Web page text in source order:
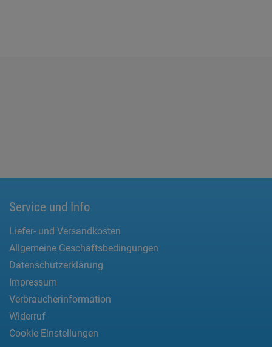
Service und Info
Liefer- und Versandkosten
Allgemeine Geschäftsbedingungen
Datenschutzerklärung
Impressum
Verbraucherinformation
Widerruf
Cookie Einstellungen